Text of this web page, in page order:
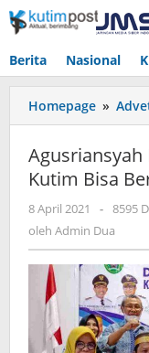
Lewati
ke
Berita Nasional
Homepage »
Agusriansyah
Kutim Bisa
8 April 2021
oleh
Admin
- 8595
oleh Admin Dua